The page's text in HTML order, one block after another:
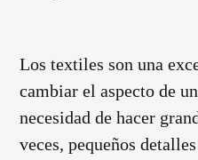
Los textiles son una
cambiar el aspecto de
necesidad de hacer
veces, pequeños